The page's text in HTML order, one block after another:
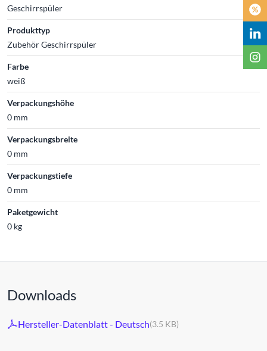
Geschirrspüler
Produkttyp
Zubehör Geschirrspüler
Farbe
weiß
Verpackungshöhe
0 mm
Verpackungsbreite
0 mm
Verpackungstiefe
0 mm
Paketgewicht
0 kg
Downloads
Hersteller-Datenblatt - Deutsch(3.5 KB)